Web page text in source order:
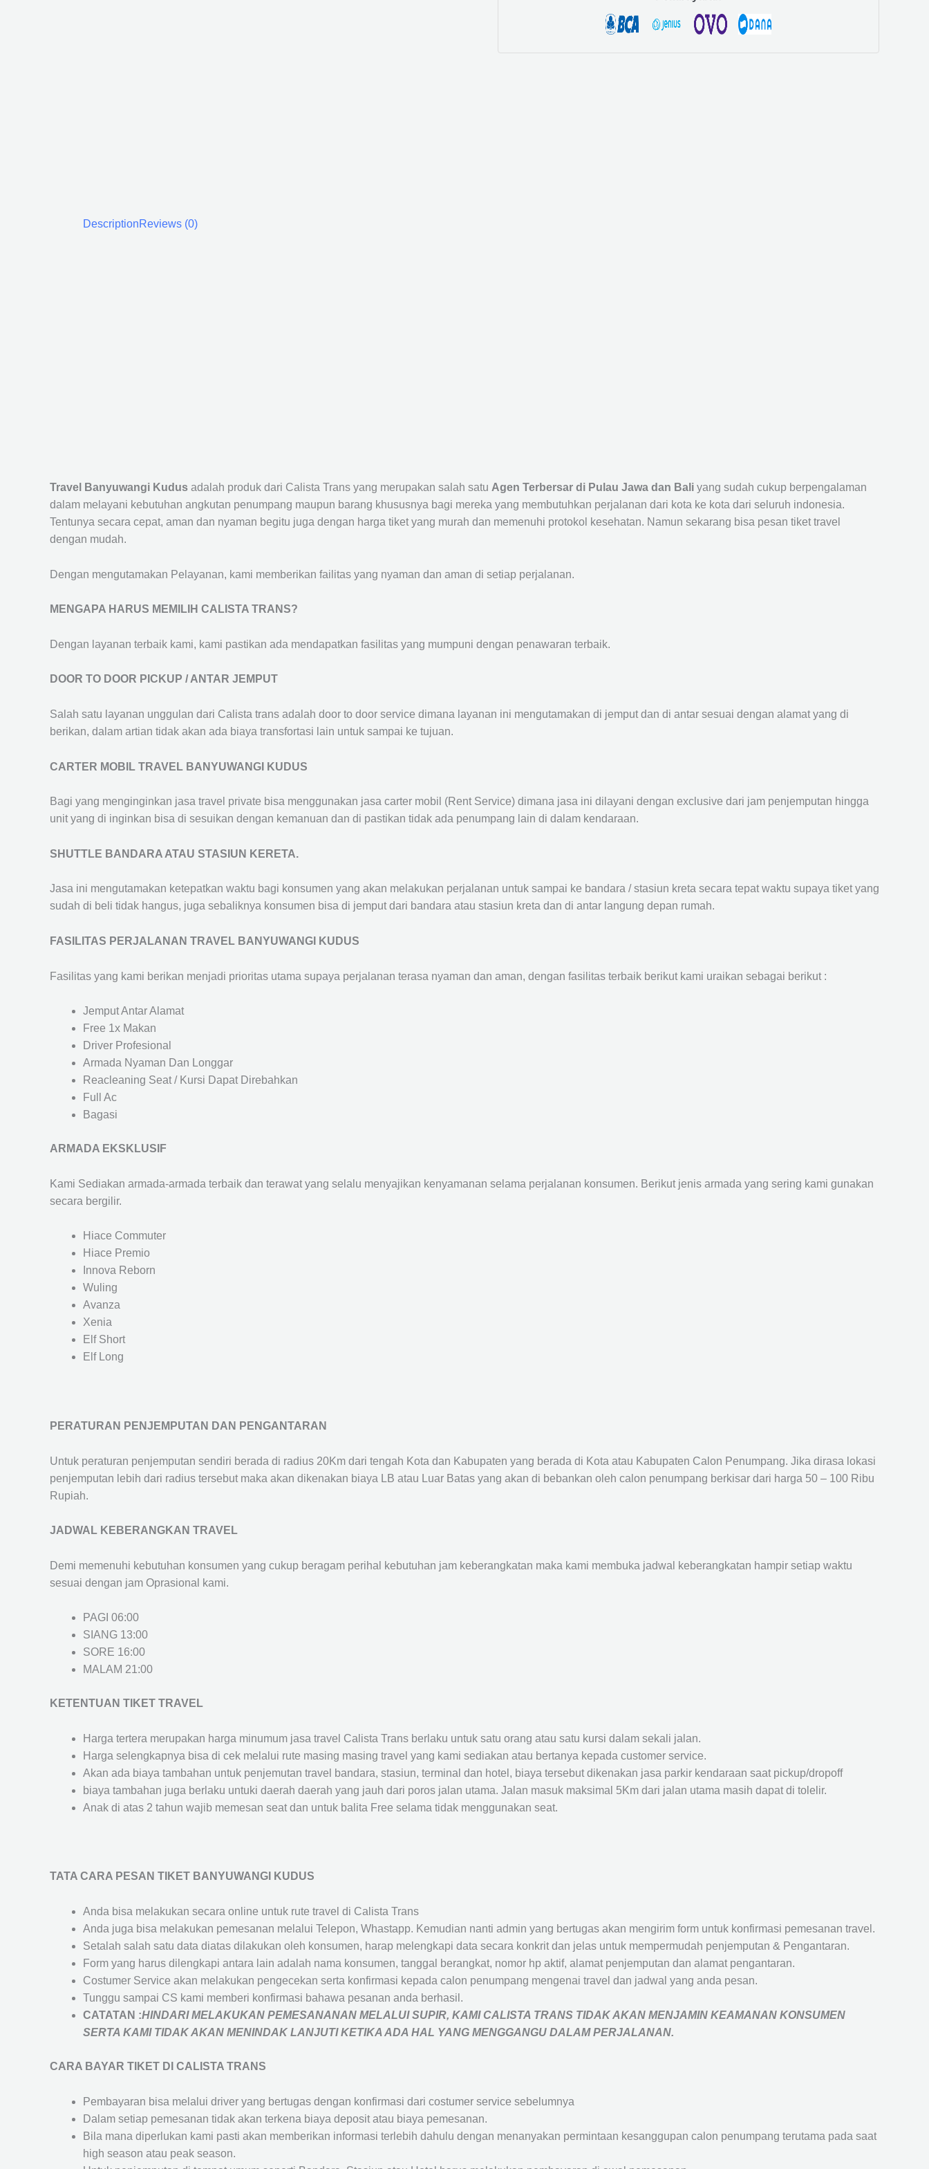
DescriptionReviews (0)
Travel Banyuwangi Kudus adalah produk dari Calista Trans yang merupakan salah satu Agen Terbersar di Pulau Jawa dan Bali yang sudah cukup berpengalaman
dalam melayani kebutuhan angkutan penumpang maupun barang khususnya bagi mereka yang membutuhkan perjalanan dari kota ke kota dari seluruh indonesia.
Tentunya secara cepat, aman dan nyaman begitu juga dengan harga tiket yang murah dan memenuhi protokol kesehatan. Namun sekarang bisa pesan tiket travel
dengan mudah.
Dengan mengutamakan Pelayanan, kami memberikan failitas yang nyaman dan aman di setiap perjalanan.
MENGAPA HARUS MEMILIH CALISTA TRANS?
Dengan layanan terbaik kami, kami pastikan ada mendapatkan fasilitas yang mumpuni dengan penawaran terbaik.
DOOR TO DOOR PICKUP / ANTAR JEMPUT
Salah satu layanan unggulan dari Calista trans adalah door to door service dimana layanan ini mengutamakan di jemput dan di antar sesuai dengan alamat yang di
berikan, dalam artian tidak akan ada biaya transfortasi lain untuk sampai ke tujuan.
CARTER MOBIL TRAVEL BANYUWANGI KUDUS
Bagi yang menginginkan jasa travel private bisa menggunakan jasa carter mobil (Rent Service) dimana jasa ini dilayani dengan exclusive dari jam penjemputan hingga
unit yang di inginkan bisa di sesuikan dengan kemanuan dan di pastikan tidak ada penumpang lain di dalam kendaraan.
SHUTTLE BANDARA ATAU STASIUN KERETA.
Jasa ini mengutamakan ketepatkan waktu bagi konsumen yang akan melakukan perjalanan untuk sampai ke bandara / stasiun kreta secara tepat waktu supaya tiket yang
sudah di beli tidak hangus, juga sebaliknya konsumen bisa di jemput dari bandara atau stasiun kreta dan di antar langung depan rumah.
FASILITAS PERJALANAN TRAVEL BANYUWANGI KUDUS
Fasilitas yang kami berikan menjadi prioritas utama supaya perjalanan terasa nyaman dan aman, dengan fasilitas terbaik berikut kami uraikan sebagai berikut :
Jemput Antar Alamat
Free 1x Makan
Driver Profesional
Armada Nyaman Dan Longgar
Reacleaning Seat / Kursi Dapat Direbahkan
Full Ac
Bagasi
ARMADA EKSKLUSIF
Kami Sediakan armada-armada terbaik dan terawat yang selalu menyajikan kenyamanan selama perjalanan konsumen. Berikut jenis armada yang sering kami gunakan
secara bergilir.
Hiace Commuter
Hiace Premio
Innova Reborn
Wuling
Avanza
Xenia
Elf Short
Elf Long
PERATURAN PENJEMPUTAN DAN PENGANTARAN
Untuk peraturan penjemputan sendiri berada di radius 20Km dari tengah Kota dan Kabupaten yang berada di Kota atau Kabupaten Calon Penumpang. Jika dirasa lokasi
penjemputan lebih dari radius tersebut maka akan dikenakan biaya LB atau Luar Batas yang akan di bebankan oleh calon penumpang berkisar dari harga 50 – 100 Ribu
Rupiah.
JADWAL KEBERANGKAN TRAVEL
Demi memenuhi kebutuhan konsumen yang cukup beragam perihal kebutuhan jam keberangkatan maka kami membuka jadwal keberangkatan hampir setiap waktu
sesuai dengan jam Oprasional kami.
PAGI 06:00
SIANG 13:00
SORE 16:00
MALAM 21:00
KETENTUAN TIKET TRAVEL
Harga tertera merupakan harga minumum jasa travel Calista Trans berlaku untuk satu orang atau satu kursi dalam sekali jalan.
Harga selengkapnya bisa di cek melalui rute masing masing travel yang kami sediakan atau bertanya kepada customer service.
Akan ada biaya tambahan untuk penjemutan travel bandara, stasiun, terminal dan hotel, biaya tersebut dikenakan jasa parkir kendaraan saat pickup/dropoff
biaya tambahan juga berlaku untuki daerah daerah yang jauh dari poros jalan utama. Jalan masuk maksimal 5Km dari jalan utama masih dapat di tolelir.
Anak di atas 2 tahun wajib memesan seat dan untuk balita Free selama tidak menggunakan seat.
TATA CARA PESAN TIKET BANYUWANGI KUDUS
Anda bisa melakukan secara online untuk rute travel di Calista Trans
Anda juga bisa melakukan pemesanan melalui Telepon, Whastapp. Kemudian nanti admin yang bertugas akan mengirim form untuk konfirmasi pemesanan travel.
Setalah salah satu data diatas dilakukan oleh konsumen, harap melengkapi data secara konkrit dan jelas untuk mempermudah penjemputan & Pengantaran.
Form yang harus dilengkapi antara lain adalah nama konsumen, tanggal berangkat, nomor hp aktif, alamat penjemputan dan alamat pengantaran.
Costumer Service akan melakukan pengecekan serta konfirmasi kepada calon penumpang mengenai travel dan jadwal yang anda pesan.
Tunggu sampai CS kami memberi konfirmasi bahawa pesanan anda berhasil.
CATATAN :HINDARI MELAKUKAN PEMESANANAN MELALUI SUPIR, KAMI CALISTA TRANS TIDAK AKAN MENJAMIN KEAMANAN KONSUMEN
SERTA KAMI TIDAK AKAN MENINDAK LANJUTI KETIKA ADA HAL YANG MENGGANGU DALAM PERJALANAN.
CARA BAYAR TIKET DI CALISTA TRANS
Pembayaran bisa melalui driver yang bertugas dengan konfirmasi dari costumer service sebelumnya
Dalam setiap pemesanan tidak akan terkena biaya deposit atau biaya pemesanan.
Bila mana diperlukan kami pasti akan memberikan informasi terlebih dahulu dengan menanyakan permintaan kesanggupan calon penumpang terutama pada saat
high season atau peak season.